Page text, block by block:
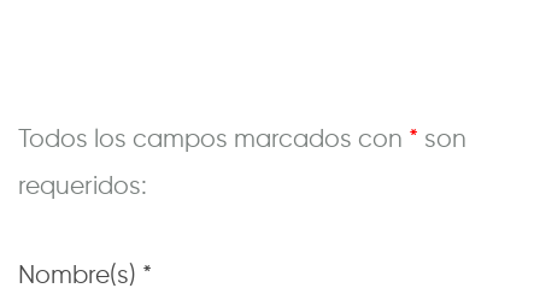
Todos los campos marcados con * son
requeridos:
Nombre(s) *